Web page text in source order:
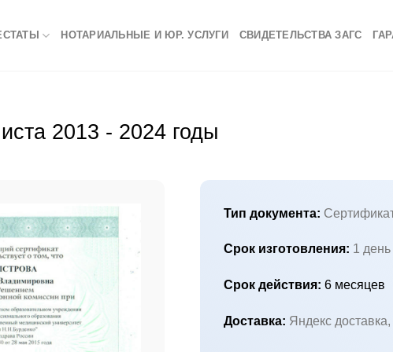
НОТАРИАЛЬНЫЕ И ЮР. УСЛУГИ СВИДЕТЕЛЬСТВА ЗАГС
2013 - 2024 годы
Тип документа:
Срок изготовления: 1 день
Срок действия: 6 месяцев
Доставка: Яндекс